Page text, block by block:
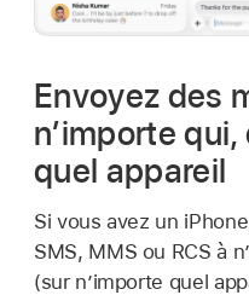
Envoyez des
n’importe
quel appareil
Si vous avez un
SMS, MMS ou RCS à
(sur n’importe quel